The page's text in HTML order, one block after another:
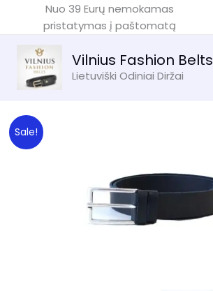
Nuo 39 Eurų nemokamas
pristatymas į paštomatą
Vilnius Fashion Belts
Lietuviški Odiniai Diržai
Sale!